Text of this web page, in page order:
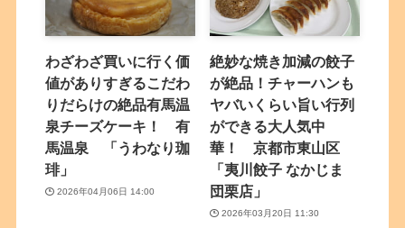
わざわざ買いに行く価
値がありすぎるこだわ
りだらけの絶品有馬温
泉チーズケーキ！ 有
馬温泉 「うわなり珈
琲」
2026年04月06日 14:00
絶妙な焼き加減の餃子
が絶品！チャーハンも
ヤバいくらい旨い行列
ができる大人気中
華！ 京都市東山区
「夷川餃子 なかじま
団栗店」
2026年03月20日 11:30